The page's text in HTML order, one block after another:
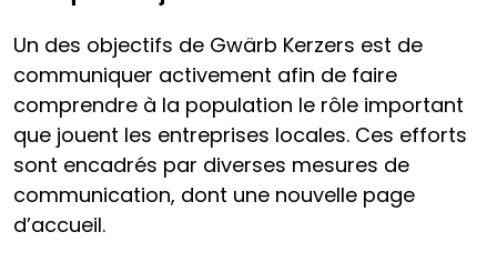
Un des objectifs de Gwärb Kerzers est de
communiquer activement afin de faire
comprendre à la population le rôle important
que jouent les entreprises locales. Ces efforts
sont encadrés par diverses mesures de
communication, dont une nouvelle page
d’accueil.